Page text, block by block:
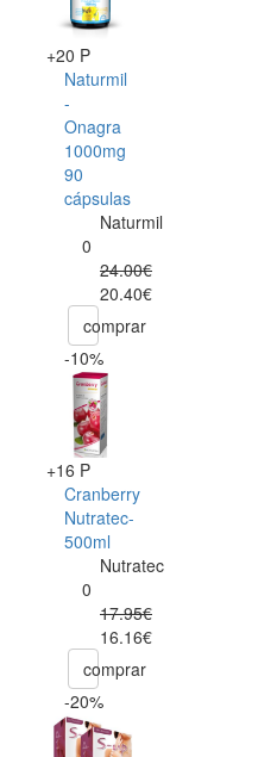
+20 P
Naturmil
-
Onagra
1000mg
90
cápsulas
Naturmil
0
24.00€
20.40€
comprar
-10%
+16 P
Cranberry
Nutratec-
500ml
Nutratec
0
17.95€
16.16€
comprar
-20%